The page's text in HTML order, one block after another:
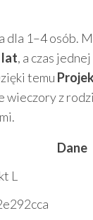
dla 1–4 osób.
lat, a czas
temu
wieczory z
Dane
L